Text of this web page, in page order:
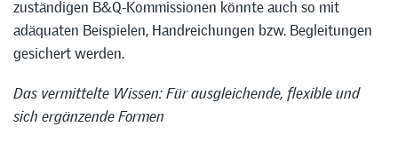
zuständigen B&Q-Kommissionen könnte auch so mit
adäquaten Beispielen, Handreichungen bzw. Begleitungen
gesichert werden.
Das vermittelte Wissen: Für ausgleichende, flexible und
sich ergänzende Formen